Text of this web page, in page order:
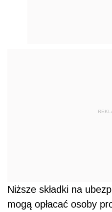
Niższe składki na
mogą opłacać osoby